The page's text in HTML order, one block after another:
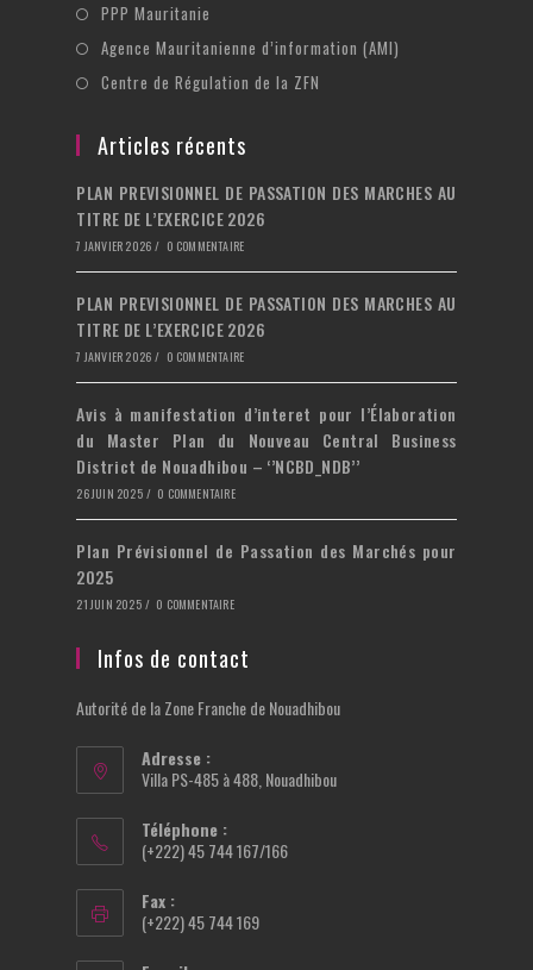
onglet
PPP Mauritanie
dans
un
Agence Mauritanienne d’information (AMI)
Centre de Régulation de la ZFN
onglet
Articles récents
PLAN PREVISIONNEL DE PASSATION DES MARCHES AU
TITRE DE L’EXERCICE 2026
7 JANVIER 2026 / 0 COMMENTAIRE
PLAN PREVISIONNEL DE PASSATION DES MARCHES AU
TITRE DE L’EXERCICE 2026
7 JANVIER 2026 / 0 COMMENTAIRE
Avis à manifestation d’interet pour l’Élaboration
du Master Plan du Nouveau Central Business
District de Nouadhibou – ‘’NCBD_NDB’’
26 JUIN 2025 / 0 COMMENTAIRE
Plan Prévisionnel de Passation des Marchés pour
2025
21 JUIN 2025 / 0 COMMENTAIRE
Infos de contact
Autorité de la Zone Franche de Nouadhibou
Adresse :
Villa PS-485 à 488, Nouadhibou
Téléphone :
(+222) 45 744 167/166
Fax :
(+222) 45 744 169